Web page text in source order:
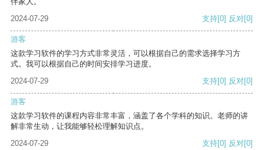
2024-07-29
支持[0] 反对[0]
游客
这款学习软件的学习方式非常灵活，可以根据自己的需求选择学习方
式。我可以根据自己的时间安排学习进度。
2024-07-29
支持[0] 反对[0]
游客
这款学习软件的课程内容非常丰富，涵盖了各个学科的知识。老师的讲
解非常生动，让我能够轻松理解知识点。
2024-07-29
支持[0] 反对[0]